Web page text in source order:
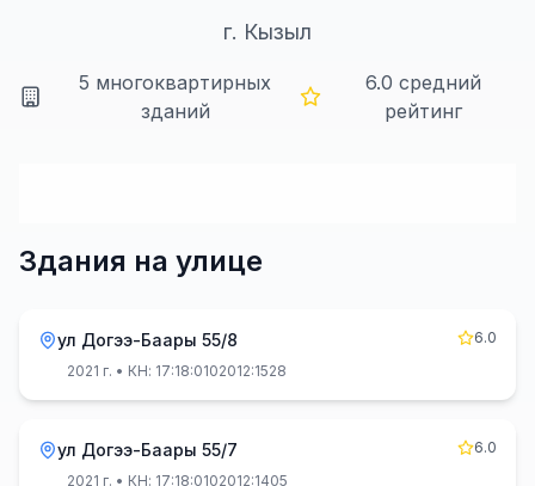
г. Кызыл
5 многоквартирных
зданий
6.0 средний
рейтинг
Здания на улице
ул Догээ-Баары 55/8
6.0
2021 г. • КН: 17:18:0102012:1528
ул Догээ-Баары 55/7
6.0
2021 г. • КН: 17:18:0102012:1405